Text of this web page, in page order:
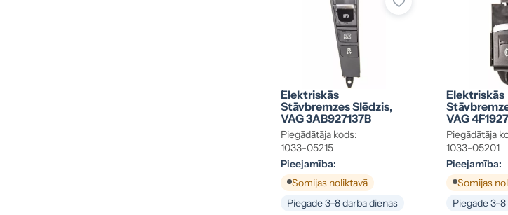
Elektriskās
Stāvbremzes Slēdzis,
VAG 3AB927137B
Piegādātāja kods:
1033-05215
Pieejamība:
Somijas noliktavā
Piegāde 3–8 darba dienās
Elektriskās
VAG
Piegādātāja
1033-05201
Pieejamība:
Somijas
Piegāde